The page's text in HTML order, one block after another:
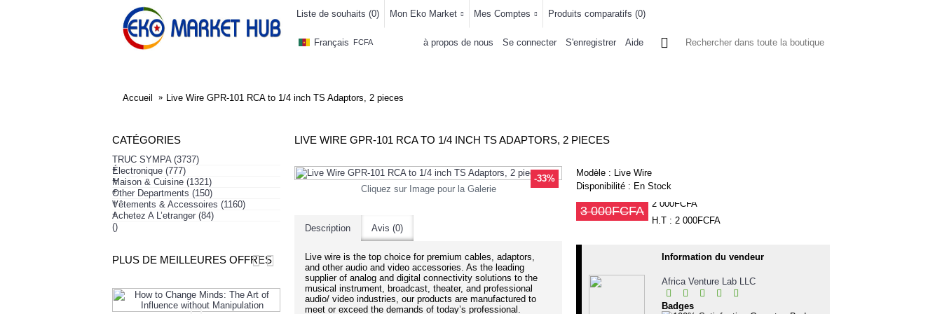
Liste de souhaits (0) Mon Eko Market Mes Comptes Produits comparatifs (0)
Français FCFA à propos de nous Se connecter S'enregistrer Aide
Accueil Live Wire GPR-101 RCA to 1/4 inch TS Adaptors, 2 pieces
CATÉGORIES
TRUC SYMPA (3737)
+
Électronique (777)
+
Maison & Cuisine (1321)
+
Other Departments (150)
+
Vêtements & Accessoires (1160)
+
Achetez A L’etranger (84)
()
PLUS DE MEILLEURES OFFRES
LIVE WIRE GPR-101 RCA TO 1/4 INCH TS ADAPTORS, 2 PIECES
-33%
Cliquez sur Image pour la Galerie
Description Avis (0)
Live wire is the top choice for premium cables, adaptors,
and other audio and video accessories. As the leading
supplier of analog and digital connectivity solutions to the
musical instrument, broadcast, theater, and professional
audio/ video industries, our products are manufactured to
meet or exceed the demands of today’s professional.
Modèle : Live Wire
Disponibilité : En Stock
3 000FCFA
2 000FCFA
H.T : 2 000FCFA
Information du vendeur
Africa Venture Lab LLC
Badges